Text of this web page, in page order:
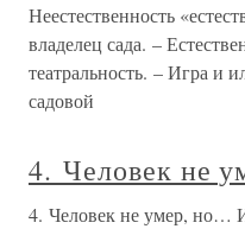
Неестественность
владелец сада. –
театральность. – Игра и
садовой
4. Человек не
4. Человек не умер, но…